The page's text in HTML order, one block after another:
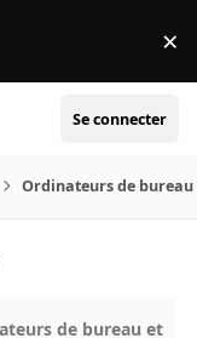
×
Se connecter
Ordinateurs de bureau
de bureau et